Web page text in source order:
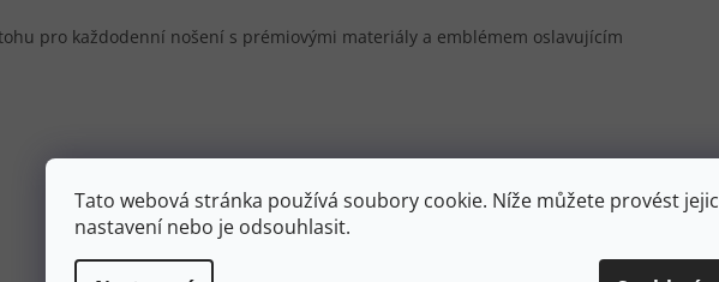
Tato webová stránka používá soubory cookie. Níže můžete provést
nastavení nebo je odsouhlasit.
pro každodenní nošení s prémiovými materiály a emblémem oslavujícím